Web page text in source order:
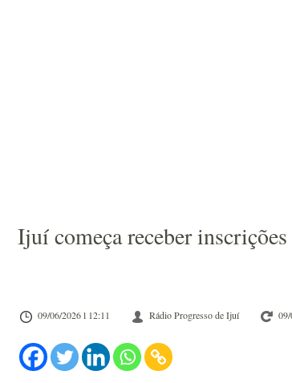
Ijuí começa receber
09/06/2026 l 12:11 Rádio Progresso de Ijuí